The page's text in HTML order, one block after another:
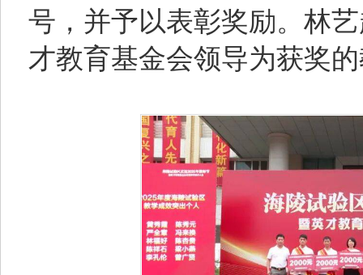
号，并予以表彰奖励。林
才教育基金会领导为获奖